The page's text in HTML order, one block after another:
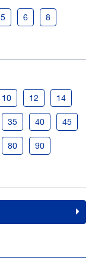
5 6 8
10 12 14
35 40 45
80 90